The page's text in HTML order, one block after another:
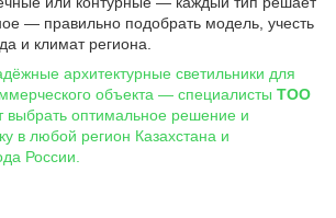
— правильно подобрать модель, учесть
и климат региона.
архитектурные светильники для
объекта — специалисты ТОО
выбрать оптимальное решение и
в любой регион Казахстана и
России.